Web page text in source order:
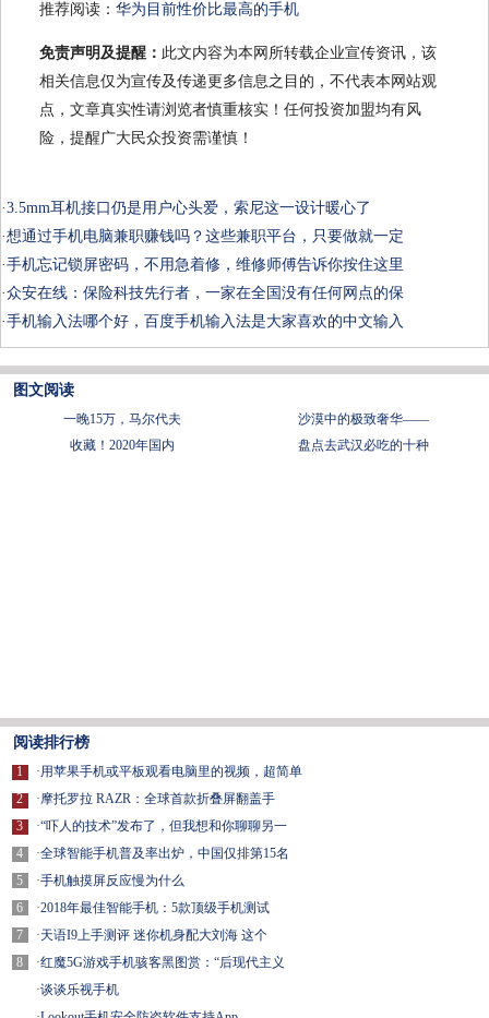
推荐阅读： 华为目前性价比最高的手机
免责声明及提醒： 此文内容为本网所转载企业宣传资讯，该
相关信息仅为宣传及传递更多信息之目的，不代表本网站观
点，文章真实性请浏览者慎重核实！任何投资加盟均有风
险，提醒广大民众投资需谨慎！
·3.5mm耳机接口仍是用户心头爱，索尼这一设计暖心了
·想通过手机电脑兼职赚钱吗？这些兼职平台，只要做就一定
·手机忘记锁屏密码，不用急着修，维修师傅告诉你按住这里
·众安在线：保险科技先行者，一家在全国没有任何网点的保
·手机输入法哪个好，百度手机输入法是大家喜欢的中文输入
图文阅读
一晚15万，马尔代夫
沙漠中的极致奢华——
收藏！2020年国内
盘点去武汉必吃的十种
阅读排行榜
1
2
3
4
5
6
7
8
·用苹果手机或平板观看电脑里的视频，超简单
·摩托罗拉 RAZR：全球首款折叠屏翻盖手
·“吓人的技术”发布了，但我想和你聊聊另一
·全球智能手机普及率出炉，中国仅排第15名
·手机触摸屏反应慢为什么
·2018年最佳智能手机：5款顶级手机测试
·天语I9上手测评 迷你机身配大刘海 这个
·红魔5G游戏手机骇客黑图赏：“后现代主义
·谈谈乐视手机